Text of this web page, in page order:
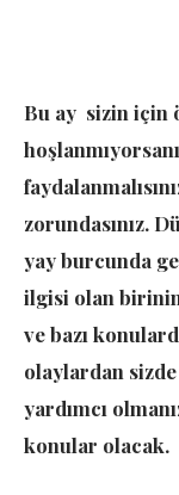
Bu ay sizin için
zorundasınız.
yay burcunda
ilgisi olan birinin
ve bazı
olaylardan sizde
yardımcı
konular olacak.